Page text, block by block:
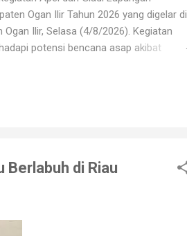
Ogan Ilir Tahun 2026 yang digelar di
Ilir, Selasa (4/8/2026). Kegiatan
potensi bencana asap akibat
serta berbagai elemen masyarakat.
Karhutla, mulai dari
Berlabuh di Riau